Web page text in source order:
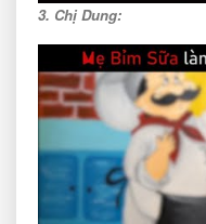
3. Chị Dung: